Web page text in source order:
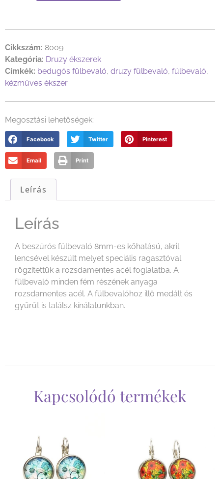
Cikkszám: 8009
Kategória: Druzy ékszerek
Címkék: bedugós fülbevaló, druzy fülbevaló, fülbevaló,
kézműves ékszer
Megosztási lehetőségek:
Facebook Twitter Pinterest
Email Print
Leírás
Leírás
A beszúrós fülbevaló 8mm-es kőhatású, akril
lencsével készült melyet speciális ragasztóval
rögzítettük a rozsdamentes acél foglalatba. A
fülbevaló minden fém részének anyaga
rozsdamentes acél. A fülbevalóhoz illő medált és
gyűrűt is találsz kínálatunkban.
Kapcsolódó termékek